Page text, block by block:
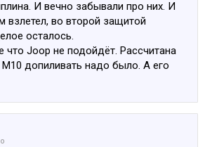
И вечно забывали про них. И
взлетел, во второй защитой
осталось.
что Joop не подойдёт. Рассчитана
допиливать надо было. А его